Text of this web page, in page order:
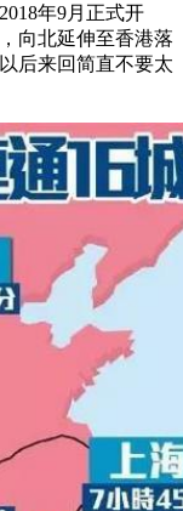
年9月正式开
向北延伸至香港落
后来回简直不要太